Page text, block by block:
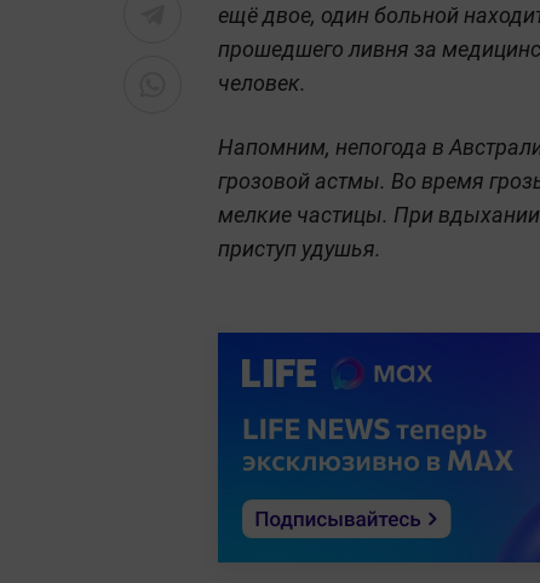
ещё двое, один больной
прошедшего ливня за
человек.
Напомним, непогода в
грозовой астмы. Во время
мелкие частицы. При
приступ удушья.